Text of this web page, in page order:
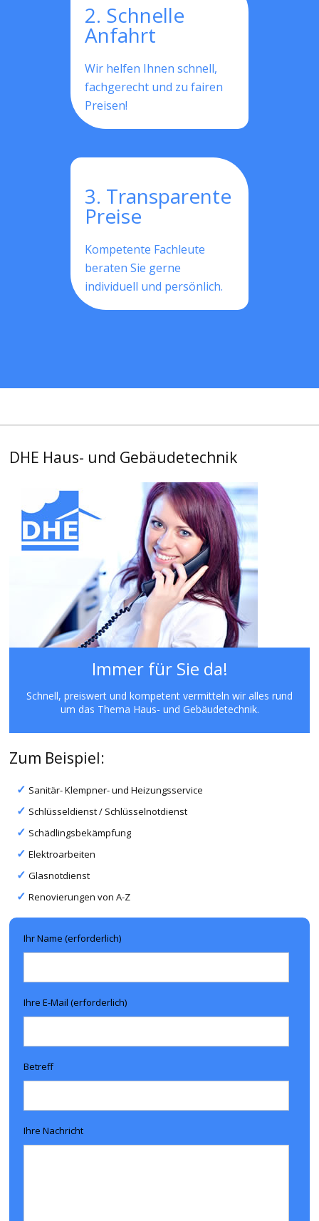
2. Schnelle
Anfahrt
Wir helfen Ihnen schnell,
fachgerecht und zu fairen
Preisen!
3. Transparente
Preise
Kompetente Fachleute
beraten Sie gerne
individuell und persönlich.
DHE Haus- und Gebäudetechnik
Immer für Sie da!
Schnell, preiswert und kompetent vermitteln wir alles rund
um das Thema Haus- und Gebäudetechnik.
Zum Beispiel:
Sanitär- Klempner- und Heizungsservice
Schlüsseldienst / Schlüsselnotdienst
Schädlingsbekämpfung
Elektroarbeiten
Glasnotdienst
Renovierungen von A-Z
Ihr Name (erforderlich)
Ihre E-Mail (erforderlich)
Betreff
Ihre Nachricht